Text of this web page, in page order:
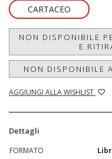
CARTACEO
NON DISPONIBILE
E
NON DISPONIBILE
AGGIUNGI ALLA WISHLIST
Dettagli
FORMATO